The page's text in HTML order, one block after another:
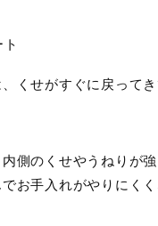
くせがすぐに戻って
側のくせやうねりが
お手入れがやりにく